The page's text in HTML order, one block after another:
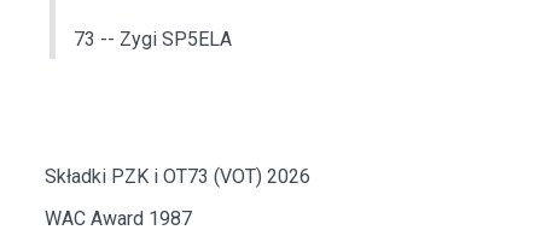
73 -- Zygi SP5ELA
Składki PZK i OT73 (VOT) 2026
WAC Award 1987